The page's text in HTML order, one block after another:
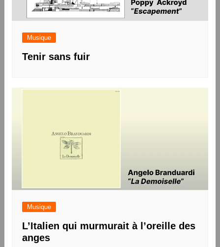
Musique
Tenir sans fuir
Musique
L’Italien qui murmurait à l’oreille des
anges